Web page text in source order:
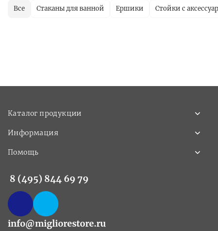
Все Стаканы для ванной Ершики Стойки с
Каталог продукции
Информация
Помощь
8 (495) 844 69 79
info@migliorestore.ru